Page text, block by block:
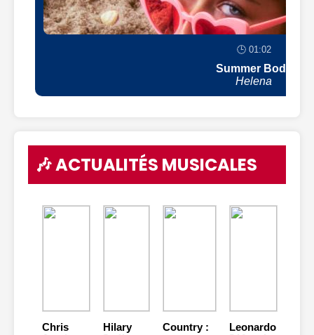
🕒 01:02
Summer Body
Helena
🎶 ACTUALITÉS MUSICALES
Chris
Hilary
Country :
Leonardo